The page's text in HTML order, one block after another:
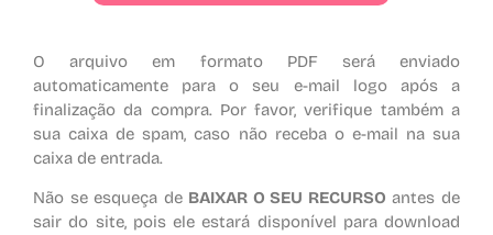
O arquivo em formato PDF será enviado
automaticamente para o seu e-mail logo após a
finalização da compra. Por favor, verifique também a
sua caixa de spam, caso não receba o e-mail na sua
caixa de entrada.
Não se esqueça de BAIXAR O SEU RECURSO antes de
sair do site, pois ele estará disponível para download